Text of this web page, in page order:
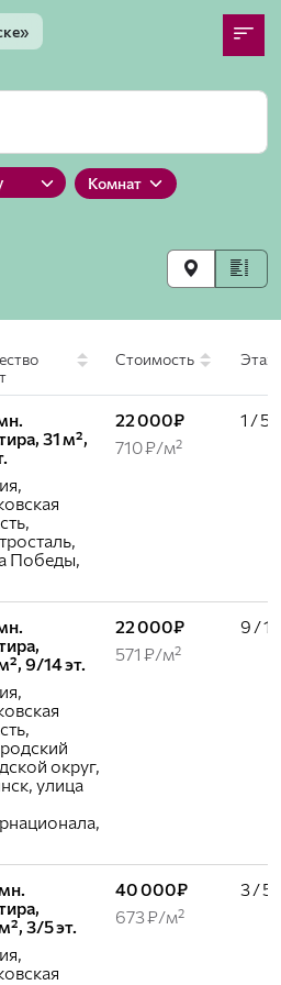
Комнат
Стоимость Этаж
31 м²,
Победы,
22 000₽
710 ₽/м²
1 / 5
9/14 эт.
округ,
улица
22 000₽
571 ₽/м²
9 / 14
3/5 эт.
40 000₽
673 ₽/м²
3 / 5